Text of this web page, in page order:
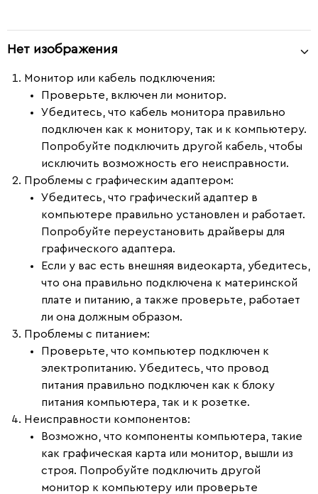
Нет изображения
Монитор или кабель подключения:
Проверьте, включен ли монитор.
Убедитесь, что кабель монитора правильно
подключен как к монитору, так и к компьютеру.
Попробуйте подключить другой кабель, чтобы
исключить возможность его неисправности.
Проблемы с графическим адаптером:
Убедитесь, что графический адаптер в
компьютере правильно установлен и работает.
Попробуйте переустановить драйверы для
графического адаптера.
Если у вас есть внешняя видеокарта, убедитесь,
что она правильно подключена к материнской
плате и питанию, а также проверьте, работает
ли она должным образом.
Проблемы с питанием:
Проверьте, что компьютер подключен к
электропитанию. Убедитесь, что провод
питания правильно подключен как к блоку
питания компьютера, так и к розетке.
Неисправности компонентов:
Возможно, что компоненты компьютера, такие
как графическая карта или монитор, вышли из
строя. Попробуйте подключить другой
монитор к компьютеру или проверьте